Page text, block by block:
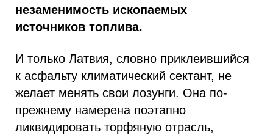
незаменимость ископаемых
источников топлива.
И только Латвия, словно приклеившийся
к асфальту климатический сектант, не
желает менять свои лозунги. Она по-
прежнему намерена поэтапно
ликвидировать торфяную отрасль,